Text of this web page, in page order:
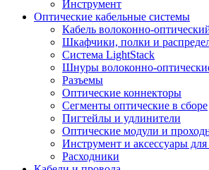
Инструмент
Оптические кабельные системы
Кабель волоконно-
Шкафчики, полки и
Система LightStack
Шнуры волоконно-
Разъемы
Оптические коннекторы
Сегменты оптические в сборе
Пигтейлы и удлинители
Оптические модули и
Инструмент и аксессуары
Расходники